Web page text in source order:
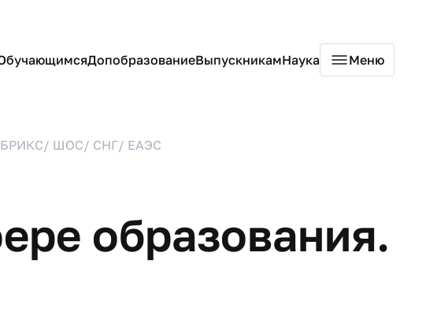
ДопобразованиеВыпускникамНаука Меню
БРИКС/ ШОС/ СНГ/ ЕАЭС
образования.